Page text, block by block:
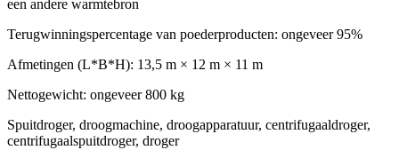
een andere warmtebron
Terugwinningspercentage van poederproducten: ongeveer 95%
Afmetingen (L*B*H): 13,5 m × 12 m × 11 m
Nettogewicht: ongeveer 800 kg
Spuitdroger, droogmachine, droogapparatuur, centrifugaaldroger,
centrifugaalspuitdroger, droger